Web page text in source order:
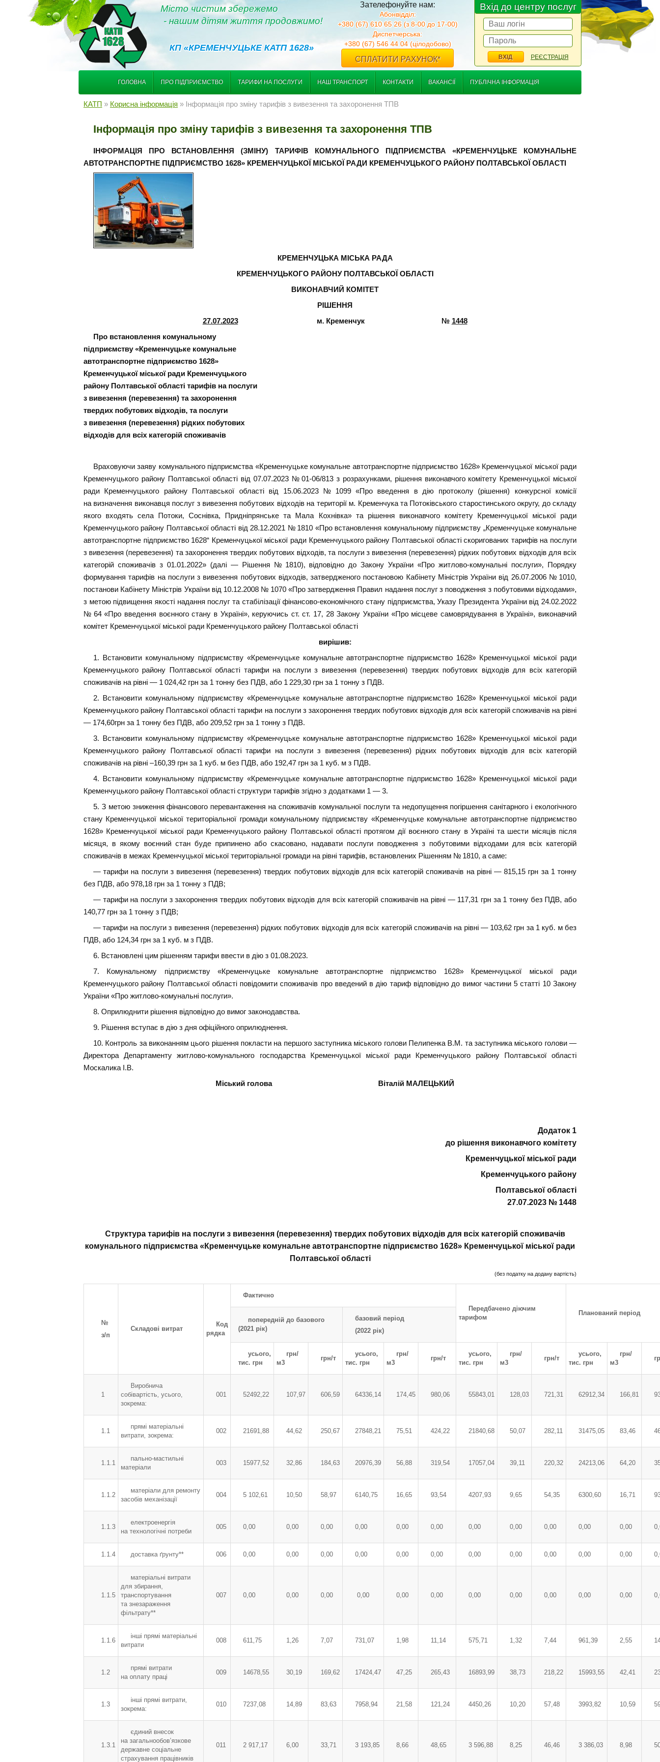
Місто чистим збережемо
- нашим дітям життя продовжимо!
КП «КРЕМЕНЧУЦЬКЕ КАТП 1628»
Зателефонуйте нам:
Абонвідділ:
+380 (67) 610 65 26 (з 8-00 до 17-00)
Диспетчерська:
+380 (67) 546 44 04 (цілодобово)
СПЛАТИТИ РАХУНОК*
Вхід до центру послуг
РЕЄСТРАЦІЯ
ГОЛОВНА ПРО ПІДПРИЄМСТВО ТАРИФИ НА ПОСЛУГИ НАШ ТРАНСПОРТ КОНТАКТИ ВАКАНСІЇ ПУБЛІЧНА ІНФОРМАЦІЯ
КАТП » Корисна інформація » Інформація про зміну тарифів з вивезення та захоронення ТПВ
Інформація про зміну тарифів з вивезення та захоронення ТПВ
ІНФОРМАЦІЯ ПРО ВСТАНОВЛЕННЯ (ЗМІНУ) ТАРИФІВ КОМУНАЛЬНОГО ПІДПРИЄМСТВА «КРЕМЕНЧУЦЬКЕ КОМУНАЛЬНЕ
АВТОТРАНСПОРТНЕ ПІДПРИЄМСТВО 1628» КРЕМЕНЧУЦЬКОЇ МІСЬКОЇ РАДИ КРЕМЕНЧУЦЬКОГО РАЙОНУ ПОЛТАВСЬКОЇ ОБЛАСТІ
КРЕМЕНЧУЦЬКА МІСЬКА РАДА
КРЕМЕНЧУЦЬКОГО РАЙОНУ ПОЛТАВСЬКОЇ ОБЛАСТІ
ВИКОНАВЧИЙ КОМІТЕТ
РІШЕННЯ
27.07.2023м. Кременчук № 1448
Про встановлення комунальному
підприємству «Кременчуцьке комунальне
автотранспортне підприємство 1628»
Кременчуцької міської ради Кременчуцького
району Полтавської області тарифів на послуги
з вивезення (перевезення) та захоронення
твердих побутових відходів, та послуги
з вивезення (перевезення) рідких побутових
відходів для всіх категорій споживачів
Враховуючи заяву комунального підприємства «Кременчуцьке комунальне автотранспортне підприємство 1628» Кременчуцької міської ради
Кременчуцького району Полтавської області від 07.07.2023 № 01-06/813 з розрахунками, рішення виконавчого комітету Кременчуцької міської
ради Кременчуцького району Полтавської області від 15.06.2023 № 1099 «Про введення в дію протоколу (рішення) конкурсної комісії
на визначення виконавця послуг з вивезення побутових відходів на території м. Кременчука та Потоківського старостинського округу, до складу
якого входять села Потоки, Соснівка, Придніпрянське та Мала Кохнівка» та рішення виконавчого комітету Кременчуцької міської ради
Кременчуцького району Полтавської області від 28.12.2021 № 1810 «Про встановлення комунальному підприємству „Кременчуцьке комунальне
автотранспортне підприємство 1628“ Кременчуцької міської ради Кременчуцького району Полтавської області скоригованих тарифів на послуги
з вивезення (перевезення) та захоронення твердих побутових відходів, та послуги з вивезення (перевезення) рідких побутових відходів для всіх
категорій споживачів з 01.01.2022» (далі — Рішення № 1810), відповідно до Закону України «Про житлово-комунальні послуги», Порядку
формування тарифів на послуги з вивезення побутових відходів, затвердженого постановою Кабінету Міністрів України від 26.07.2006 № 1010,
постанови Кабінету Міністрів України від 10.12.2008 № 1070 «Про затвердження Правил надання послуг з поводження з побутовими відходами»,
з метою підвищення якості надання послуг та стабілізації фінансово-економічного стану підприємства, Указу Президента України від 24.02.2022
№ 64 «Про введення воєнного стану в Україні», керуючись ст. ст. 17, 28 Закону України «Про місцеве самоврядування в Україні», виконавчий
комітет Кременчуцької міської ради Кременчуцького району Полтавської області
вирішив:
1. Встановити комунальному підприємству «Кременчуцьке комунальне автотранспортне підприємство 1628» Кременчуцької міської ради
Кременчуцького району Полтавської області тарифи на послуги з вивезення (перевезення) твердих побутових відходів для всіх категорій
споживачів на рівні — 1 024,42 грн за 1 тонну без ПДВ, або 1 229,30 грн за 1 тонну з ПДВ.
2. Встановити комунальному підприємству «Кременчуцьке комунальне автотранспортне підприємство 1628» Кременчуцької міської ради
Кременчуцького району Полтавської області тарифи на послуги з захоронення твердих побутових відходів для всіх категорій споживачів на рівні
— 174,60грн за 1 тонну без ПДВ, або 209,52 грн за 1 тонну з ПДВ.
3. Встановити комунальному підприємству «Кременчуцьке комунальне автотранспортне підприємство 1628» Кременчуцької міської ради
Кременчуцького району Полтавської області тарифи на послуги з вивезення (перевезення) рідких побутових відходів для всіх категорій
споживачів на рівні –160,39 грн за 1 куб. м без ПДВ, або 192,47 грн за 1 куб. м з ПДВ.
4. Встановити комунальному підприємству «Кременчуцьке комунальне автотранспортне підприємство 1628» Кременчуцької міської ради
Кременчуцького району Полтавської області структури тарифів згідно з додатками 1 — 3.
5. З метою зниження фінансового перевантаження на споживачів комунальної послуги та недопущення погіршення санітарного і екологічного
стану Кременчуцької міської територіальної громади комунальному підприємству «Кременчуцьке комунальне автотранспортне підприємство
1628» Кременчуцької міської ради Кременчуцького району Полтавської області протягом дії воєнного стану в Україні та шести місяців після
місяця, в якому воєнний стан буде припинено або скасовано, надавати послуги поводження з побутовими відходами для всіх категорій
споживачів в межах Кременчуцької міської територіальної громади на рівні тарифів, встановлених Рішенням № 1810, а саме:
— тарифи на послуги з вивезення (перевезення) твердих побутових відходів для всіх категорій споживачів на рівні — 815,15 грн за 1 тонну
без ПДВ, або 978,18 грн за 1 тонну з ПДВ;
— тарифи на послуги з захоронення твердих побутових відходів для всіх категорій споживачів на рівні — 117,31 грн за 1 тонну без ПДВ, або
140,77 грн за 1 тонну з ПДВ;
— тарифи на послуги з вивезення (перевезення) рідких побутових відходів для всіх категорій споживачів на рівні — 103,62 грн за 1 куб. м без
ПДВ, або 124,34 грн за 1 куб. м з ПДВ.
6. Встановлені цим рішенням тарифи ввести в дію з 01.08.2023.
7. Комунальному підприємству «Кременчуцьке комунальне автотранспортне підприємство 1628» Кременчуцької міської ради
Кременчуцького району Полтавської області повідомити споживачів про введений в дію тариф відповідно до вимог частини 5 статті 10 Закону
України «Про житлово-комунальні послуги».
8. Оприлюднити рішення відповідно до вимог законодавства.
9. Рішення вступає в дію з дня офіційного оприлюднення.
10. Контроль за виконанням цього рішення покласти на першого заступника міського голови Пелипенка В.М. та заступника міського голови —
Директора Департаменту житлово-комунального господарства Кременчуцької міської ради Кременчуцького району Полтавської області
Москалика І.В.
Міський голова Віталій МАЛЕЦЬКИЙ
Додаток 1
до рішення виконавчого комітету
Кременчуцької міської ради
Кременчуцького району
Полтавської області
27.07.2023 № 1448
Структура тарифів на послуги з вивезення (перевезення) твердих побутових відходів для всіх категорій споживачів
комунального підприємства «Кременчуцьке комунальне автотранспортне підприємство 1628» Кременчуцької міської ради
Полтавської області
(без податку на додану вартість)
№
з/п
Складові витрат
Код
рядка
Фактично
Передбачено діючим
тарифом
Планований період
попередній до базового
(2021 рік)
базовий період
(2022 рік)
усього,
тис. грн
грн/
м3
грн/т
усього,
тис. грн
грн/
м3
грн/т
усього,
тис. грн
грн/
м3
грн/т
усього,
тис. грн
грн/
м3
1
Виробнича
собівартість, усього,
зокрема:
001 52492,22 107,97 606,59 64336,14 174,45 980,06 55843,01 128,03 721,31 62912,34 166,81
1.1
прямі матеріальні
витрати, зокрема:
002 21691,88 44,62 250,67 27848,21 75,51 424,22 21840,68 50,07 282,11 31475,05 83,46
1.1.1
пально-мастильні
матеріали
003 15977,52 32,86 184,63 20976,39 56,88 319,54 17057,04 39,11 220,32 24213,06 64,20
1.1.2
матеріали для ремонту
засобів механізації
004 5 102,61 10,50 58,97 6140,75 16,65 93,54 4207,93 9,65 54,35 6300,60 16,71
1.1.3
електроенергія
на технологічні потреби
005 0,00 0,00 0,00 0,00 0,00 0,00 0,00 0,00 0,00 0,00 0,00
1.1.4 доставка ґрунту** 006 0,00 0,00 0,00 0,00 0,00 0,00 0,00 0,00 0,00 0,00 0,00
1.1.5
матеріальні витрати
для збирання,
транспортування
та знезараження
фільтрату**
007 0,00 0,00 0,00 0,00 0,00 0,00 0,00 0,00 0,00 0,00 0,00
1.1.6
інші прямі матеріальні
витрати
008 611,75 1,26 7,07 731,07 1,98 11,14 575,71 1,32 7,44 961,39 2,55
1.2
прямі витрати
на оплату праці
009 14678,55 30,19 169,62 17424,47 47,25 265,43 16893,99 38,73 218,22 15993,55 42,41
1.3
інші прямі витрати,
зокрема:
010 7237,08 14,89 83,63 7958,94 21,58 121,24 4450,26 10,20 57,48 3993,82 10,59
1.3.1
єдиний внесок
на загальнообов’язкове
державне соціальне
страхування працівників
011 2 917,17 6,00 33,71 3 193,85 8,66 48,65 3 596,88 8,25 46,46 3 386,03 8,98